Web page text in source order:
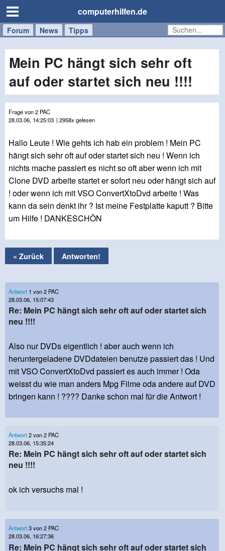
computerhilfen.de
Forum News Tipps
Handy
Tablet
Windows
Mac
Mein PC hängt sich sehr oft
auf oder startet sich neu !!!!
Frage von 2 PAC
28.03.06, 14:25:03 | 2958x gelesen
Hallo Leute ! Wie gehts ich hab ein problem ! Mein PC
hängt sich sehr oft auf oder startet sich neu ! Wenn ich
nichts mache passiert es nicht so oft aber wenn ich mit
Clone DVD arbeite startet er sofort neu oder hängt sich auf
! oder wenn ich mit VSO ConvertXtoDvd arbeite ! Was
kann da sein denkt ihr ? Ist meine Festplatte kaputt ? Bitte
um Hilfe ! DANKESCHÖN
« Zurück Antworten!
Antwort 1 von 2 PAC
28.03.06, 15:07:43
Re: Mein PC hängt sich sehr oft auf oder startet sich
neu !!!!
Also nur DVDs eigentlich ! aber auch wenn ich
heruntergeladene DVDdateien benutze passiert das ! Und
mit VSO ConvertXtoDvd passiert es auch immer ! Oda
weisst du wie man anders Mpg Filme oda andere auf DVD
bringen kann ! ???? Danke schon mal für die Antwort !
Antwort2 von 2 PAC
28.03.06, 15:35:24
Re: Mein PC hängt sich sehr oft auf oder startet sich
neu !!!!
ok ich versuchs mal !
Antwort3 von 2 PAC
28.03.06, 16:27:36
Re: Mein PC hängt sich sehr oft auf oder startet sich